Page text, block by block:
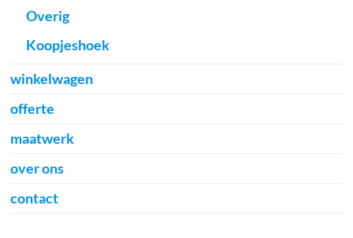
Overig
Koopjeshoek
winkelwagen
offerte
maatwerk
over ons
contact